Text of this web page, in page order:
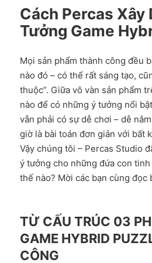
Cách Percas Xây
Tưởng Game
Mọi sản phẩm thành công đều
nào đó – có thể rất sáng tạo,
thuộc”. Giữa vô vàn sản phẩm
nào để có những ý tưởng nổi
vẫn phải có sự dễ chơi – dễ
giờ là bài toán đơn giản với bất
Vậy chúng tôi – Percas Studio
ý tưởng cho những đứa con
thế nào? Mời các bạn cùng đọc
TỪ CẤU TRÚC 03
GAME HYBRID
CÔNG